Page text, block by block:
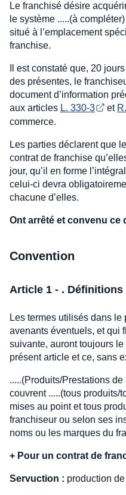
Le franchisé désire
le système .....(à
situé à l’emplacement
franchise.
Il est constaté que, 20
des présentes, le
document d’information
aux articles L. 330-3 et
commerce.
Les parties déclarent que
contrat de franchise
jour, qu’il en forme
celui-ci devra
chacune d’elles.
Ont arrêté et convenu ce
Convention
Article 1 - . Définitions
Les termes utilisés dans
avenants éventuels, et qui
suivante, auront toujours
présent article et ce, sans
.....(Produits/Prestations de
couvrent .....(tous produits/
mises au point et tous
franchiseur ou selon ses
noms ou les marques du
+ Pour un contrat de
Servuction : production